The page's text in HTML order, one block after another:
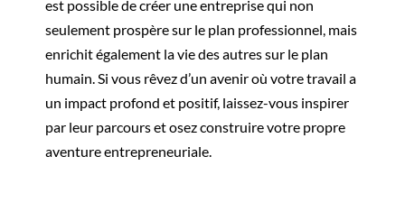
est possible de créer une entreprise qui non
seulement prospère sur le plan professionnel, mais
enrichit également la vie des autres sur le plan
humain. Si vous rêvez d’un avenir où votre travail a
un impact profond et positif, laissez-vous inspirer
par leur parcours et osez construire votre propre
aventure entrepreneuriale.